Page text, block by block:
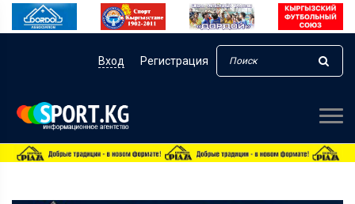
Вход Регистрация